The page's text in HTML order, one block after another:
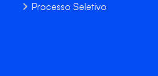
Processo Seletivo